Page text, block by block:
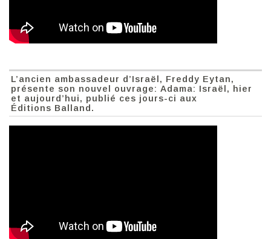
L’ancien ambassadeur d’Israël, Freddy Eytan,
présente son nouvel ouvrage: Adama: Israël, hier
et aujourd’hui, publié ces jours-ci aux
Éditions Balland.